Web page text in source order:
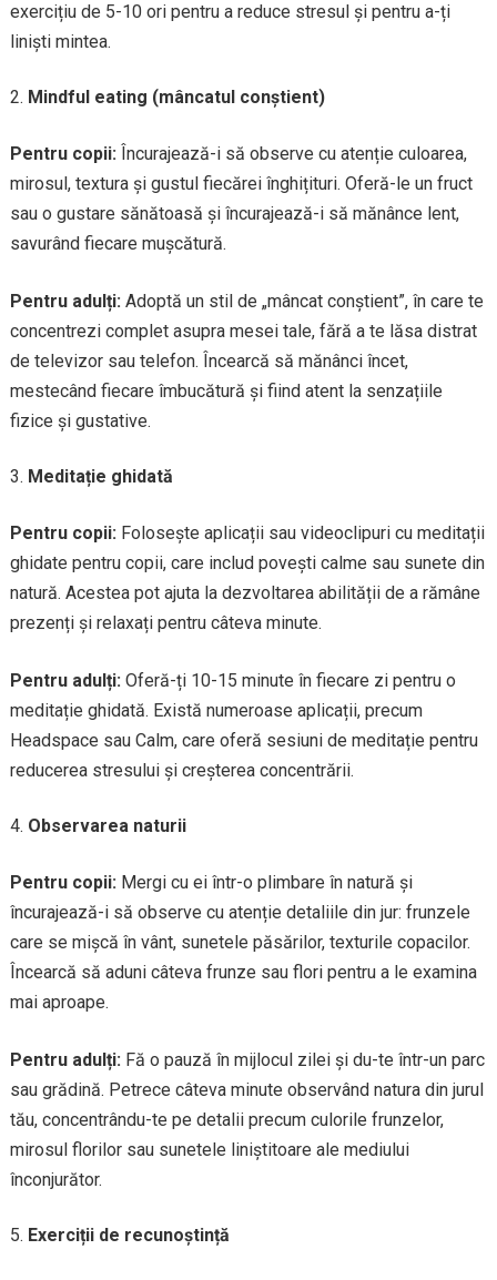
exercițiu de 5-10 ori pentru a reduce stresul și pentru a-ți
liniști mintea.
Mindful eating (mâncatul conștient)
Pentru copii: Încurajează-i să observe cu atenție culoarea,
mirosul, textura și gustul fiecărei înghițituri. Oferă-le un fruct
sau o gustare sănătoasă și încurajează-i să mănânce lent,
savurând fiecare mușcătură.
Pentru adulți: Adoptă un stil de „mâncat conștient”, în care te
concentrezi complet asupra mesei tale, fără a te lăsa distrat
de televizor sau telefon. Încearcă să mănânci încet,
mestecând fiecare îmbucătură și fiind atent la senzațiile
fizice și gustative.
Meditație ghidată
Pentru copii: Folosește aplicații sau videoclipuri cu meditații
ghidate pentru copii, care includ povești calme sau sunete din
natură. Acestea pot ajuta la dezvoltarea abilității de a rămâne
prezenți și relaxați pentru câteva minute.
Pentru adulți: Oferă-ți 10-15 minute în fiecare zi pentru o
meditație ghidată. Există numeroase aplicații, precum
Headspace sau Calm, care oferă sesiuni de meditație pentru
reducerea stresului și creșterea concentrării.
Observarea naturii
Pentru copii: Mergi cu ei într-o plimbare în natură și
încurajează-i să observe cu atenție detaliile din jur: frunzele
care se mișcă în vânt, sunetele păsărilor, texturile copacilor.
Încearcă să aduni câteva frunze sau flori pentru a le examina
mai aproape.
Pentru adulți: Fă o pauză în mijlocul zilei și du-te într-un parc
sau grădină. Petrece câteva minute observând natura din jurul
tău, concentrându-te pe detalii precum culorile frunzelor,
mirosul florilor sau sunetele liniștitoare ale mediului
înconjurător.
Exerciții de recunoștință